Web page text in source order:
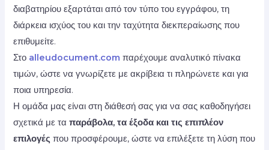
διαβατηρίου εξαρτάται από τον τύπο του εγγράφου, τη
διάρκεια ισχύος του και την ταχύτητα διεκπεραίωσης που
επιθυμείτε.
Στο alleudocument.com παρέχουμε αναλυτικό πίνακα
τιμών, ώστε να γνωρίζετε με ακρίβεια τι πληρώνετε και για
ποια υπηρεσία.
Η ομάδα μας είναι στη διάθεσή σας για να σας καθοδηγήσει
σχετικά με ταπαράβολα, τα έξοδα και τις επιπλέον
επιλογές που προσφέρουμε, ώστε να επιλέξετε τη λύση που